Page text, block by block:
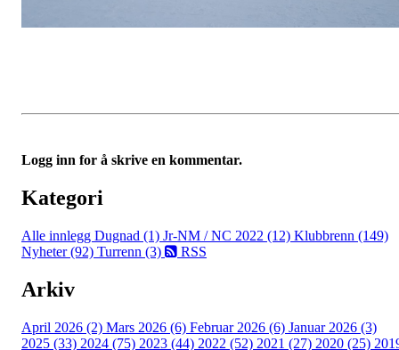
Logg inn for å skrive en kommentar.
Kategori
Alle innlegg Dugnad (1) Jr-NM / NC 2022 (12) Klubbrenn (149)
Nyheter (92) Turrenn (3) RSS
Arkiv
April 2026 (2) Mars 2026 (6) Februar 2026 (6) Januar 2026 (3)
2025 (33) 2024 (75) 2023 (44) 2022 (52) 2021 (27) 2020 (25)